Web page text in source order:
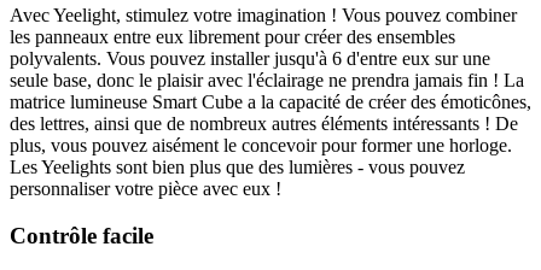
Avec Yeelight, stimulez votre imagination ! Vous pouvez combiner
les panneaux entre eux librement pour créer des ensembles
polyvalents. Vous pouvez installer jusqu'à 6 d'entre eux sur une
seule base, donc le plaisir avec l'éclairage ne prendra jamais fin ! La
matrice lumineuse Smart Cube a la capacité de créer des émoticônes,
des lettres, ainsi que de nombreux autres éléments intéressants ! De
plus, vous pouvez aisément le concevoir pour former une horloge.
Les Yeelights sont bien plus que des lumières - vous pouvez
personnaliser votre pièce avec eux !
Contrôle facile